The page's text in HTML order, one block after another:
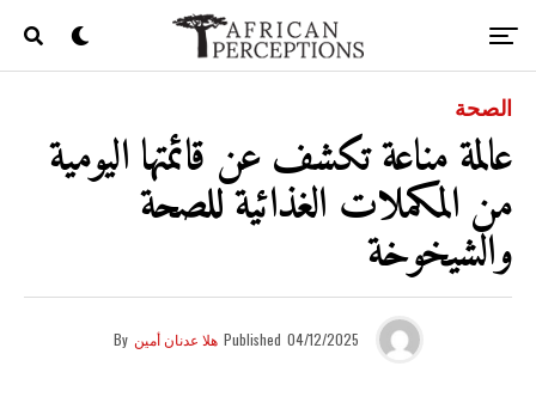
الصحة
عالمة مناعة تكشف عن قائمتها اليومية
من المكملات الغذائية للصحة
والشيخوخة
By هلا عدنان أمين Published 04/12/2025